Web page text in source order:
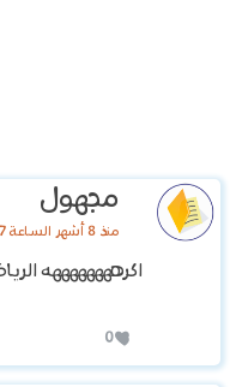
مجهول
منذ 8 أشهر الساعة 16:27
اكرههههههههه
0